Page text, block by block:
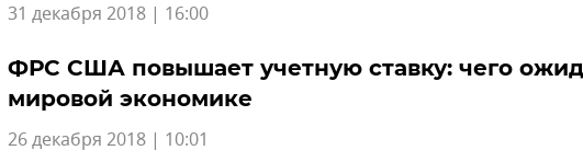
31 декабря 2018 | 16:00
ФРС США повышает учетную ставку: чего
мировой экономике
26 декабря 2018 | 10:01